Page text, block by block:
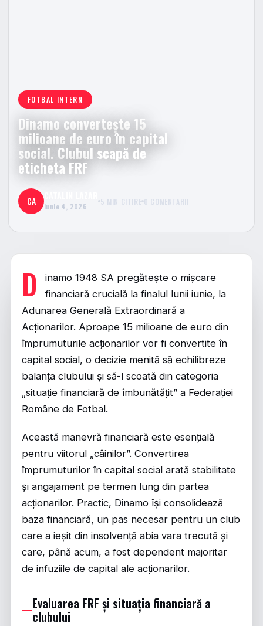
FOTBAL INTERN
Dinamo convertește 15
milioane de euro în capital
social. Clubul scapă de
eticheta FRF
CA iunie 4, 2026 5 MIN CITIRE 0 COMENTARII
D
inamo 1948 SA pregătește o mișcare
financiară crucială la finalul lunii iunie, la
Adunarea Generală Extraordinară a
Acționarilor. Aproape 15 milioane de euro din
împrumuturile acționarilor vor fi convertite în
capital social, o decizie menită să echilibreze
balanța clubului și să-l scoată din categoria
„situație financiară de îmbunătățit” a Federației
Române de Fotbal.
Această manevră financiară este esențială
pentru viitorul „câinilor”. Convertirea
împrumuturilor în capital social arată stabilitate
și angajament pe termen lung din partea
acționarilor. Practic, Dinamo își consolidează
baza financiară, un pas necesar pentru un club
care a ieșit din insolvență abia vara trecută și
care, până acum, a fost dependent majoritar
de infuziile de capital ale acționarilor.
Evaluarea FRF și situația financiară a
clubului